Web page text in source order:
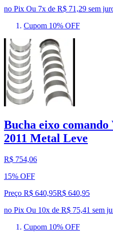
no Pix Ou 7x de R$ 71,29 sem
Cupom 10% OFF
Bucha eixo comando
2011 Metal Leve
R$ 754,06
15% OFF
Preço R$ 640,95R$ 640,95
no Pix Ou 10x de R$ 75,41 sem
Cupom 10% OFF